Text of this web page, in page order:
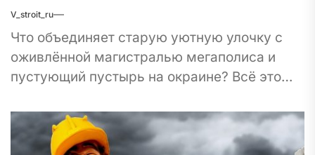
V_stroit_ru
Что объединяет старую уютную улочку с
оживлённой магистралью мегаполиса и
пустующий пустырь на окраине? Всё это
города. И если...